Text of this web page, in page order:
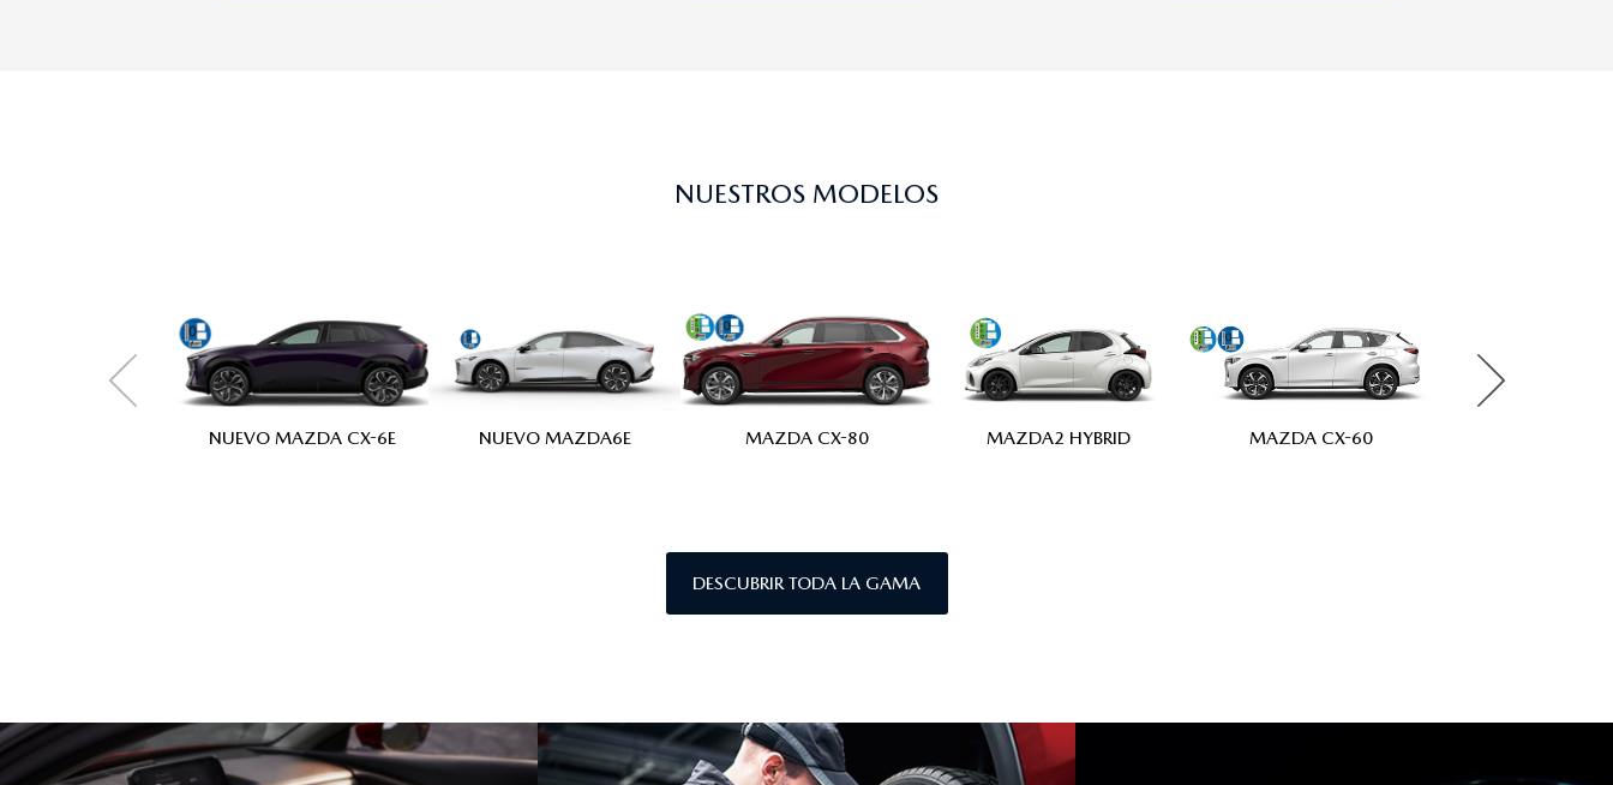
NUESTROS MODELOS
NUEVO MAZDA CX-6E NUEVO MAZDA6E MAZDA CX-80 MAZDA2 HYBRID MAZDA CX-60
DESCUBRIR TODA LA GAMA